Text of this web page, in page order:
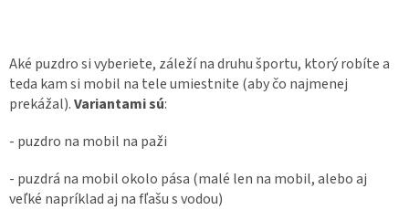
Aké puzdro si vyberiete, záleží na druhu športu, ktorý robíte a
teda kam si mobil na tele umiestnite (aby čo najmenej
prekážal).Variantami sú:
- puzdro na mobil na paži
- puzdrá na mobil okolo pása (malé len na mobil, alebo aj
veľké napríklad aj na fľašu s vodou)